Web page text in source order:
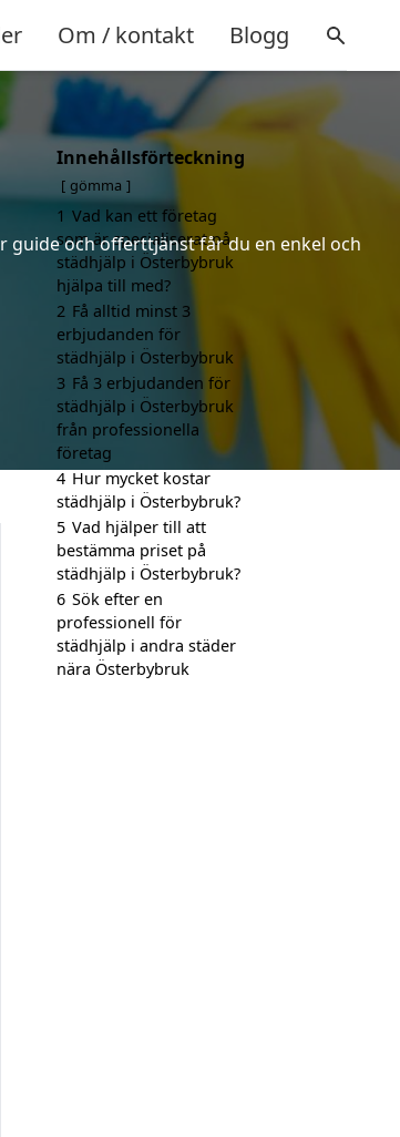
Om / kontakt Blogg
guide och offerttjänst får du en enkel och
Innehållsförteckning
gömma
1 Vad kan ett företag
som är specialiserat på
städhjälp i Österbybruk
hjälpa till med?
2 Få alltid minst 3
erbjudanden för
städhjälp i Österbybruk
3 Få 3 erbjudanden för
städhjälp i Österbybruk
från professionella
företag
4 Hur mycket kostar
städhjälp i Österbybruk?
5 Vad hjälper till att
bestämma priset på
städhjälp i Österbybruk?
6 Sök efter en
professionell för
städhjälp i andra städer
nära Österbybruk